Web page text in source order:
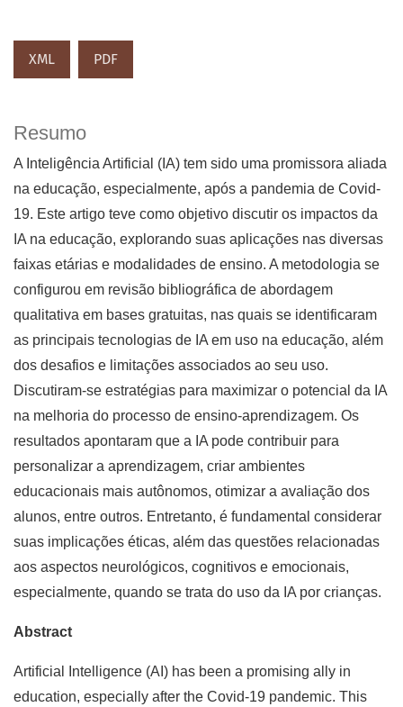
XML PDF
Resumo
A Inteligência Artificial (IA) tem sido uma promissora aliada
na educação, especialmente, após a pandemia de Covid-
19. Este artigo teve como objetivo discutir os impactos da
IA na educação, explorando suas aplicações nas diversas
faixas etárias e modalidades de ensino. A metodologia se
configurou em revisão bibliográfica de abordagem
qualitativa em bases gratuitas, nas quais se identificaram
as principais tecnologias de IA em uso na educação, além
dos desafios e limitações associados ao seu uso.
Discutiram-se estratégias para maximizar o potencial da IA
na melhoria do processo de ensino-aprendizagem. Os
resultados apontaram que a IA pode contribuir para
personalizar a aprendizagem, criar ambientes
educacionais mais autônomos, otimizar a avaliação dos
alunos, entre outros. Entretanto, é fundamental considerar
suas implicações éticas, além das questões relacionadas
aos aspectos neurológicos, cognitivos e emocionais,
especialmente, quando se trata do uso da IA por crianças.
Abstract
Artificial Intelligence (AI) has been a promising ally in
education, especially after the Covid-19 pandemic. This